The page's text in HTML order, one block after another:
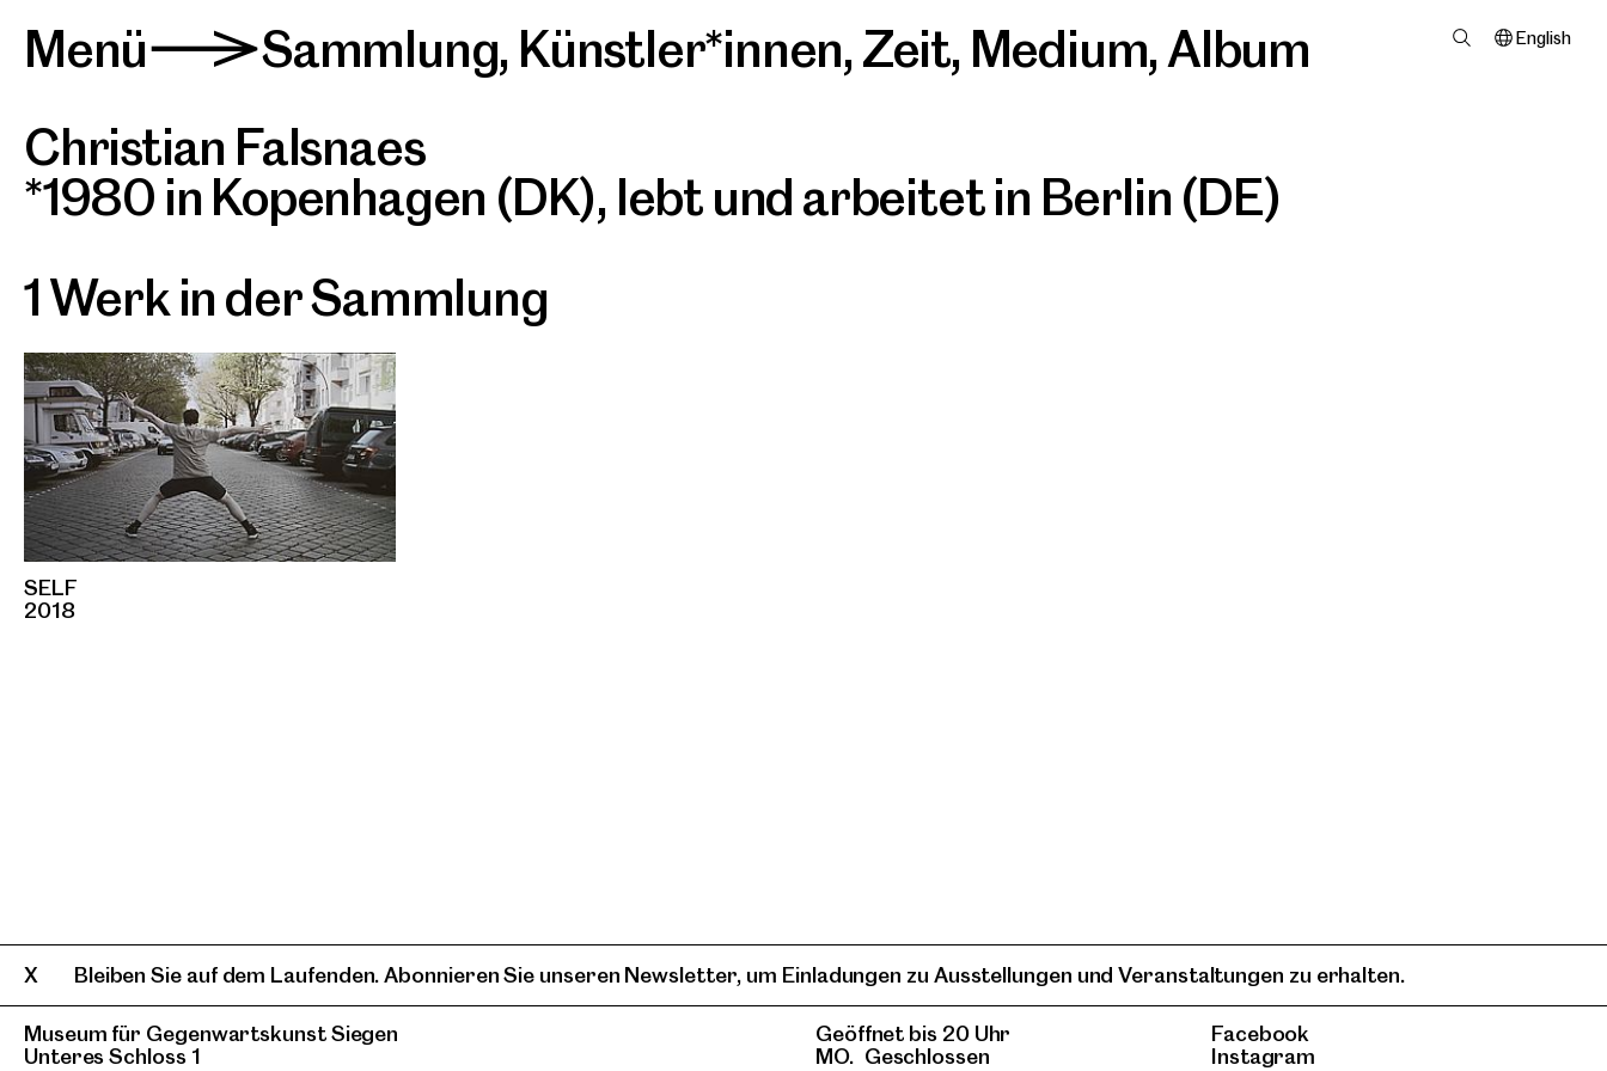
Menü>Sammlung, Künstler*innen, Zeit, Medium,Album English
Christian Falsnaes
*1980 in Kopenhagen (DK), lebt und arbeitet in Berlin (DE)
1 Werk in der Sammlung
SELF
2018
Museum für Gegenwartskunst Siegen
Unteres Schloss 1
Geöffnet bis 20 Uhr
MO. Geschlossen
Facebook
Instagram
Bleiben Sie auf dem Laufenden. Abonnieren Sie unseren Newsletter, um Einladungen zu Ausstellungen und Veranstaltungen zu erhalten.